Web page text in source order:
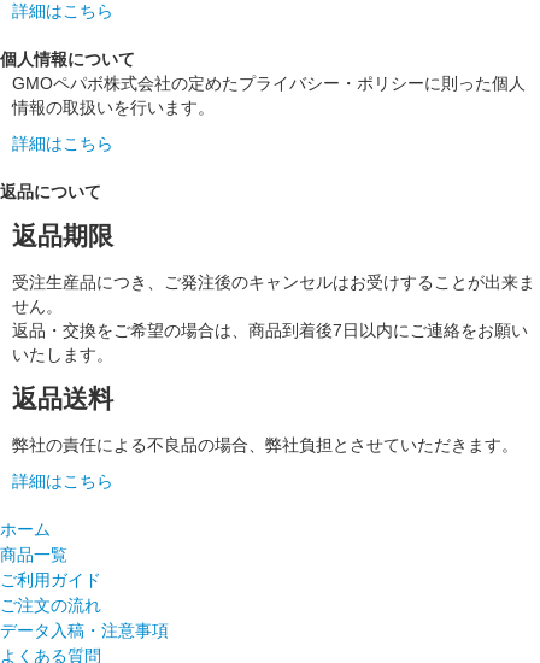
詳細はこちら
個人情報について
GMOペパボ株式会社の定めたプライバシー・ポリシーに則った個人
情報の取扱いを行います。
詳細はこちら
返品について
返品期限
受注生産品につき、ご発注後のキャンセルはお受けすることが出来ま
せん。
返品・交換をご希望の場合は、商品到着後7日以内にご連絡をお願い
いたします。
返品送料
弊社の責任による不良品の場合、弊社負担とさせていただきます。
詳細はこちら
ホーム
商品一覧
ご利用ガイド
ご注文の流れ
データ入稿・注意事項
よくある質問